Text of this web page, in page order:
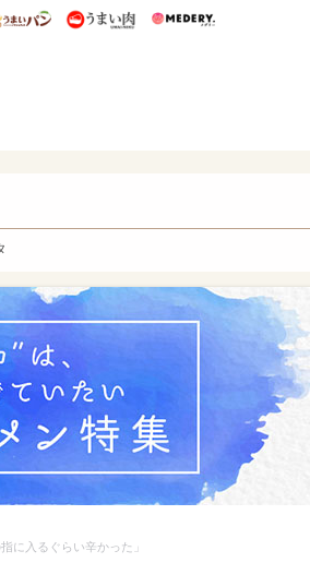
特集
いめし うまいパン うまい肉
に入るぐらい辛かった」